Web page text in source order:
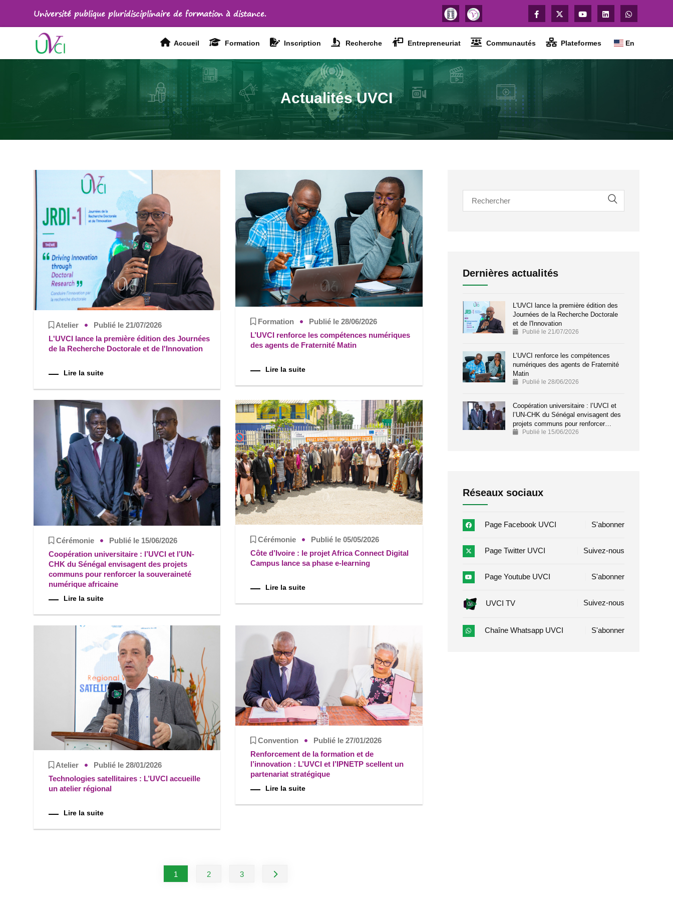
Université publique pluridisciplinaire de formation à distance.
Accueil Formation Inscription Recherche Entrepreneuriat Communautés Plateformes En
Actualités UVCI
Atelier
Publié le 21/07/2026
L'UVCI lance la première édition des Journées
de la Recherche Doctorale et de l'Innovation
Lire la suite
Formation
Publié le 28/06/2026
L’UVCI renforce les compétences numériques
des agents de Fraternité Matin
Lire la suite
Cérémonie
Publié le 15/06/2026
Coopération universitaire : l’UVCI et l’UN-
CHK du Sénégal envisagent des projets
communs pour renforcer la souveraineté
numérique africaine
Lire la suite
Cérémonie
Publié le 05/05/2026
Côte d’Ivoire : le projet Africa Connect Digital
Campus lance sa phase e-learning
Lire la suite
Atelier
Publié le 28/01/2026
Technologies satellitaires : L’UVCI accueille
un atelier régional
Lire la suite
Convention
Publié le 27/01/2026
Renforcement de la formation et de
l’innovation : L’UVCI et l’IPNETP scellent un
partenariat stratégique
Lire la suite
1 2 3
Dernières actualités
L'UVCI lance la première édition des
Journées de la Recherche Doctorale
et de l'Innovation
Publié le 21/07/2026
L’UVCI renforce les compétences
numériques des agents de Fraternité
Matin
Publié le 28/06/2026
Coopération universitaire : l’UVCI et
l’UN-CHK du Sénégal envisagent des
projets communs pour renforcer…
Publié le 15/06/2026
Réseaux sociaux
Page Facebook UVCI S'abonner
Page Twitter UVCI Suivez-nous
Page Youtube UVCI S'abonner
UVCI TV Suivez-nous
Chaîne Whatsapp UVCI S'abonner